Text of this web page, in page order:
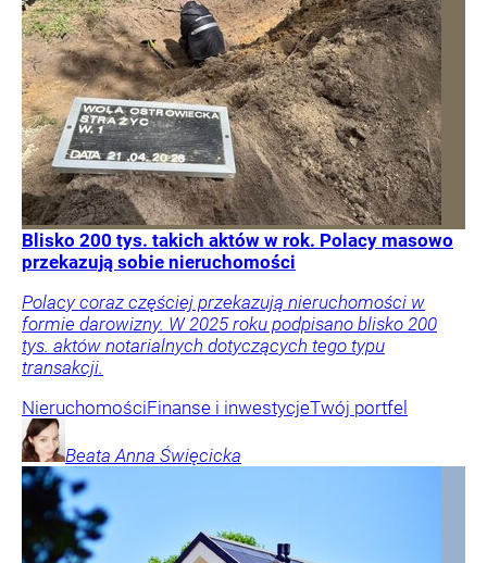
Blisko 200 tys. takich aktów w rok. Polacy masowo
przekazują sobie nieruchomości
Polacy coraz częściej przekazują nieruchomości w
formie darowizny. W 2025 roku podpisano blisko 200
tys. aktów notarialnych dotyczących tego typu
transakcji.
NieruchomościFinanse i inwestycjeTwój portfel
Beata Anna Święcicka